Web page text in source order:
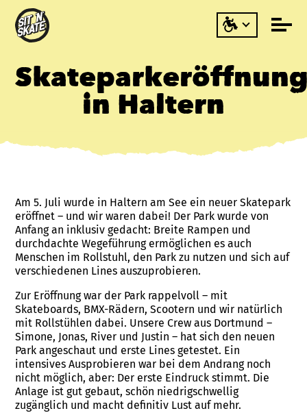
in Haltern
Am 5. Juli wurde in Haltern am See ein neuer Skatepark
eröffnet – und wir waren dabei! Der Park wurde von
Anfang an inklusiv gedacht: Breite Rampen und
durchdachte Wegeführung ermöglichen es auch
Menschen im Rollstuhl, den Park zu nutzen und sich auf
verschiedenen Lines auszuprobieren.
Zur Eröffnung war der Park rappelvoll – mit
Skateboards, BMX-Rädern, Scootern und wir natürlich
mit Rollstühlen dabei. Unsere Crew aus Dortmund –
Simone, Jonas, River und Justin – hat sich den neuen
Park angeschaut und erste Lines getestet. Ein
intensives Ausprobieren war bei dem Andrang noch
nicht möglich, aber: Der erste Eindruck stimmt. Die
Anlage ist gut gebaut, schön niedrigschwellig
zugänglich und macht definitiv Lust auf mehr.